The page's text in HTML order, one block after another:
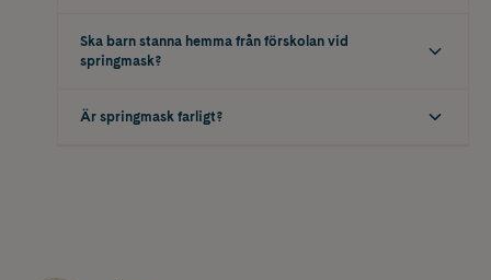
Ska barn stanna hemma från förskolan vid
springmask?
Är springmask farligt?